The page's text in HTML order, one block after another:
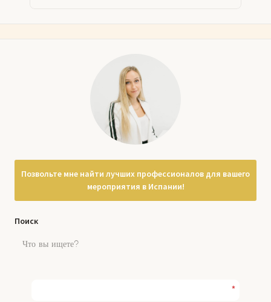
Позвольте мне найти лучших профессионалов для вашего
мероприятия в Испании!
Поиск
*